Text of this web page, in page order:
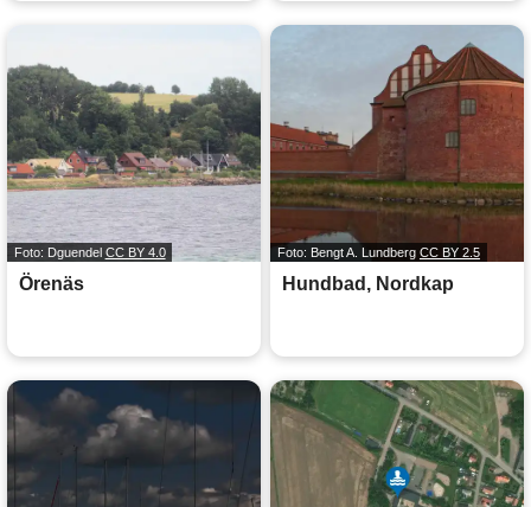
Foto: Dguendel CC BY 4.0
Örenäs
Foto: Bengt A. Lundberg CC BY 2.5
Hundbad, Nordkap